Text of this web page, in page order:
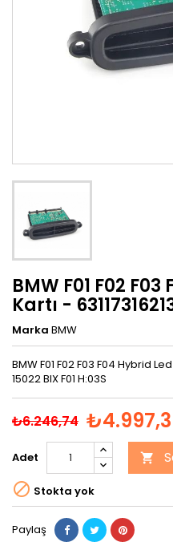
BMW F01 F02
Kartı -
Marka BMW
BMW F01 F02 F03 F04 Hybrid
15022 BIX F01 H:03S
₺6.246,74
Adet 
 Stokta yok
Paylaş